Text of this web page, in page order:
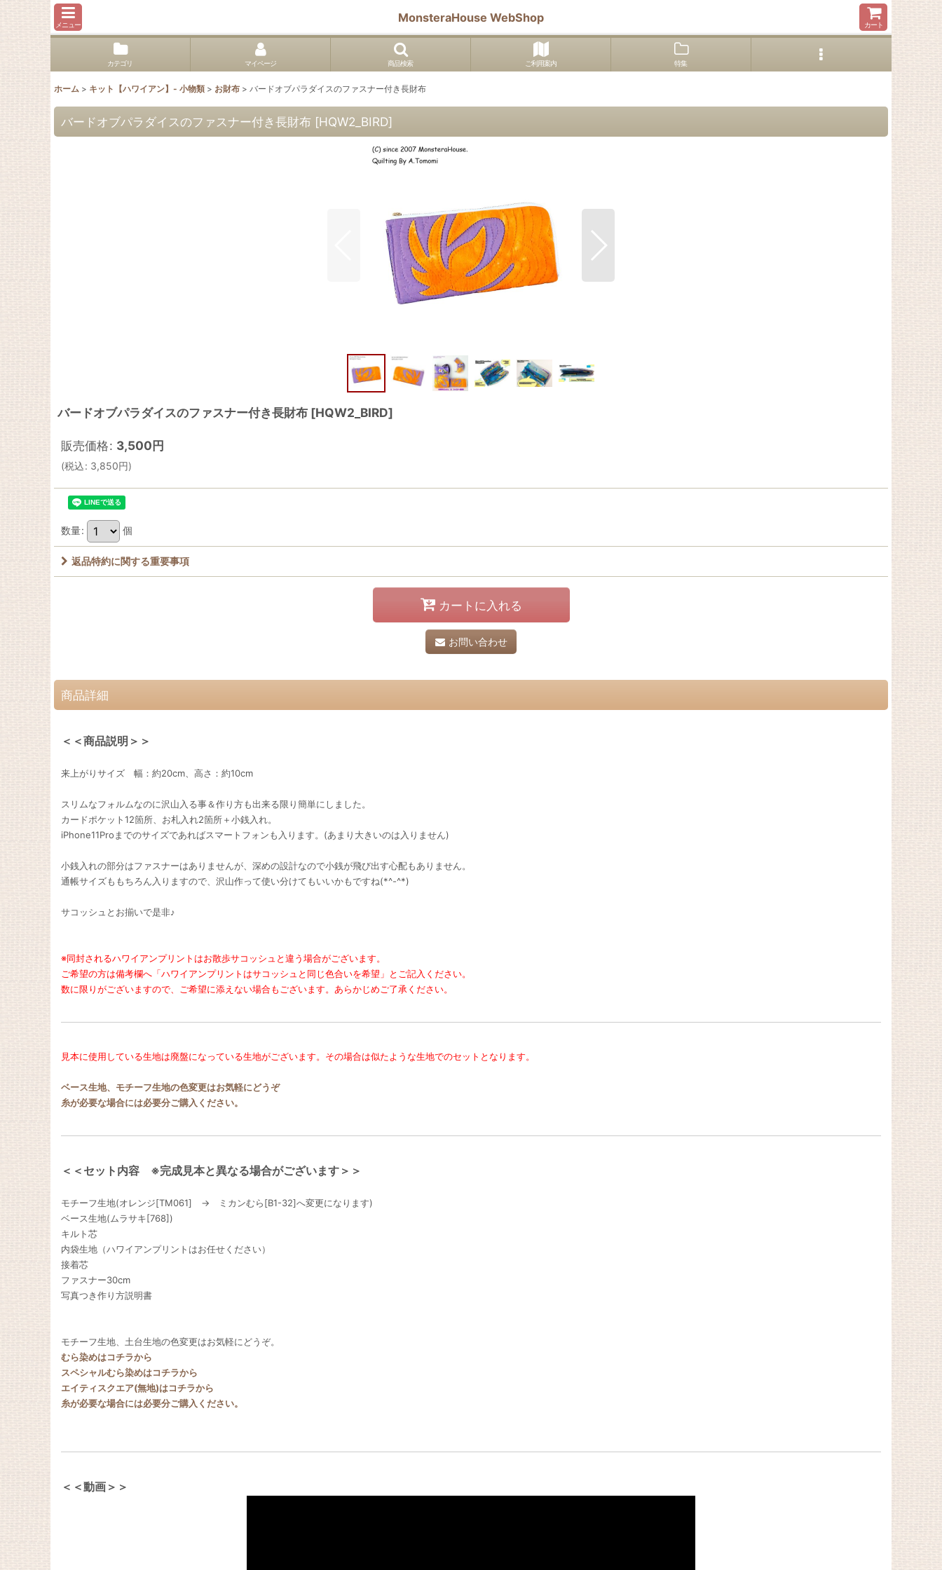
メニュー
MonsteraHouse WebShop
カート
カテゴリ マイページ 商品検索 ご利用案内 特集
ホーム > キット【ハワイアン】- 小物類 > お財布 > バードオブパラダイスのファスナー付き長財布
バードオブパラダイスのファスナー付き長財布 [HQW2_BIRD]
バードオブパラダイスのファスナー付き長財布 [HQW2_BIRD]
販売価格: 3,500円
(税込: 3,850円)
数量: 個
返品特約に関する重要事項
カートに入れる
お問い合わせ
商品詳細
＜＜商品説明＞＞
来上がりサイズ 幅：約20cm、高さ：約10cm
スリムなフォルムなのに沢山入る事＆作り方も出来る限り簡単にしました。
カードポケット12箇所、お札入れ2箇所＋小銭入れ。
iPhone11Proまでのサイズであればスマートフォンも入ります。(あまり大きいのは入りません)
小銭入れの部分はファスナーはありませんが、深めの設計なので小銭が飛び出す心配もありません。
通帳サイズももちろん入りますので、沢山作って使い分けてもいいかもですね(*^-^*)
サコッシュとお揃いで是非♪
※同封されるハワイアンプリントはお散歩サコッシュと違う場合がございます。
ご希望の方は備考欄へ「ハワイアンプリントはサコッシュと同じ色合いを希望」とご記入ください。
数に限りがございますので、ご希望に添えない場合もございます。あらかじめご了承ください。
見本に使用している生地は廃盤になっている生地がございます。その場合は似たような生地でのセットとなります。
ベース生地、モチーフ生地の色変更はお気軽にどうぞ
糸が必要な場合には必要分ご購入ください。
＜＜セット内容 ※完成見本と異なる場合がございます＞＞
モチーフ生地(オレンジ[TM061] → ミカンむら[B1-32]へ変更になります)
ベース生地(ムラサキ[768])
キルト芯
内袋生地（ハワイアンプリントはお任せください）
接着芯
ファスナー30cm
写真つき作り方説明書
モチーフ生地、土台生地の色変更はお気軽にどうぞ。
むら染めはコチラから
スペシャルむら染めはコチラから
エイティスクエア(無地)はコチラから
糸が必要な場合には必要分ご購入ください。
＜＜動画＞＞